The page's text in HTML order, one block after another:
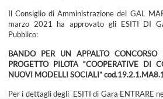
Il Consiglio di Amministrazione del GAL
marzo 2021 ha approvato gli ESITI DI
Pubblico:
BANDO PER UN APPALTO CONCORSO
PROGETTO PILOTA “COOPERATIVE DI
NUOVI MODELLI SOCIALI”
Per i dettagli degli ESITI di Gara ENTRARE